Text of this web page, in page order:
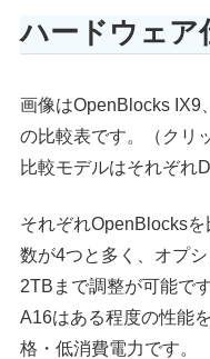
ハードウェア
画像はOpenBlocks IX9
の比較表です。（クリ
比較モデルはそれぞれ
それぞれOpenBlocks
数が4つと多く、オプ
2TBまで調整が可能です
A16はある程度の性能
格・低消費電力です。